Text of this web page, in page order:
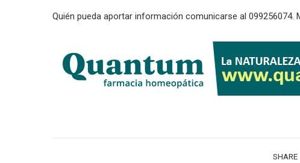
Quién pueda aportar información comunicarse al 099256074.
SHARE